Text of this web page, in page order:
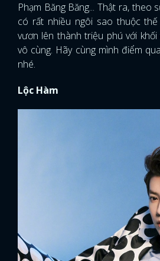
Phạm Băng Băng... Thật ra, theo
có rất nhiều ngôi sao thuộc
vươn lên thành triệu phú với
vô cùng. Hãy cùng mình điểm
nhé.
Lộc Hàm